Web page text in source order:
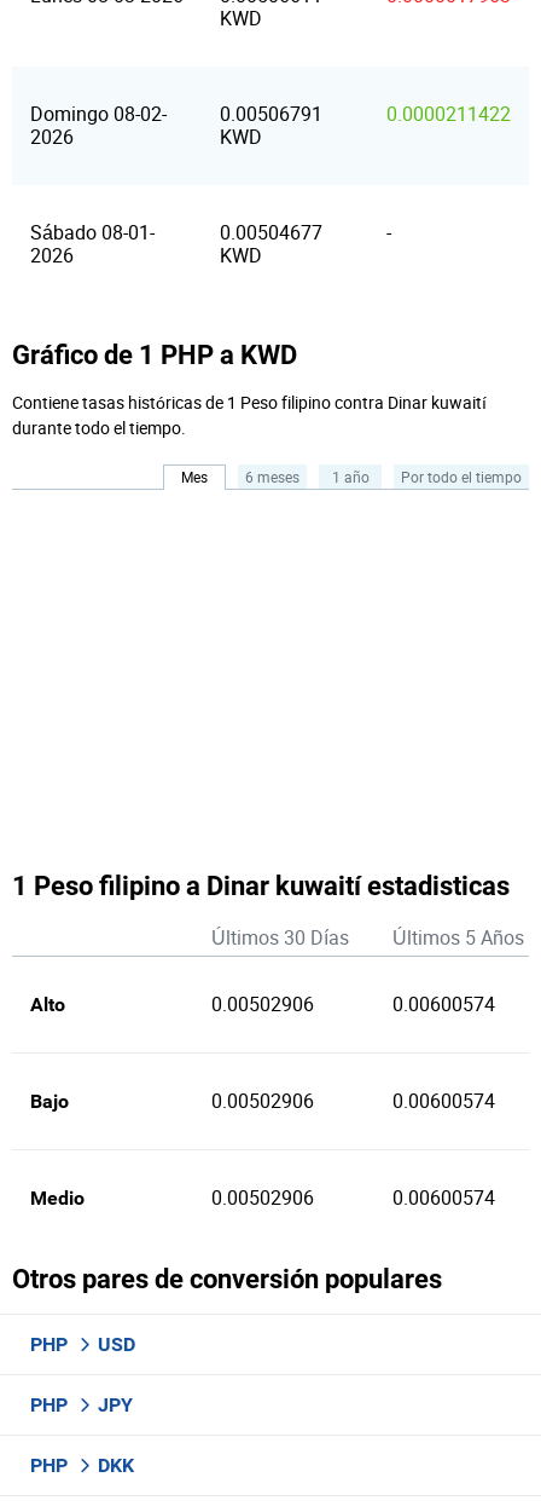
KWD
Domingo 08-02-
2026
0.00506791
KWD
0.0000211422
Sábado 08-01-
2026
0.00504677
KWD
-
Gráfico de 1 PHP a KWD
Contiene tasas históricas de 1 Peso filipino contra Dinar kuwaití
durante todo el tiempo.
Mes 6 meses 1 año Por todo el tiempo
1 Peso filipino a Dinar kuwaití estadisticas
Últimos 30 Días Últimos 5 Años
Alto 0.00502906 0.00600574
Bajo 0.00502906 0.00600574
Medio 0.00502906 0.00600574
Otros pares de conversión populares
PHP USD
PHP JPY
PHP DKK